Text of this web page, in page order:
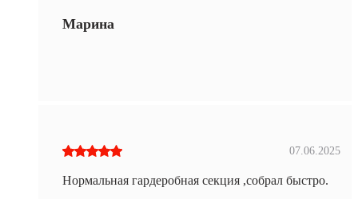
Марина
07.06.2025
Нормальная гардеробная секция ,собрал быстро.